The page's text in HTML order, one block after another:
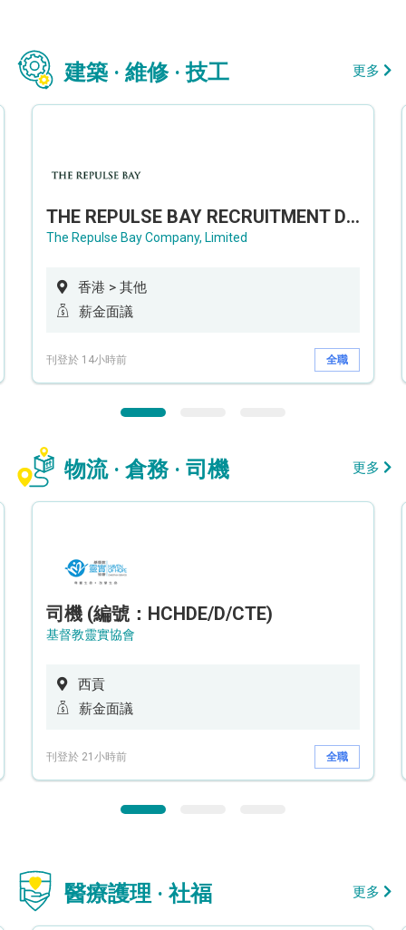
建築 · 維修 · 技工 更多
THE REPULSE BAY RECRUITMENT DAY 淺水灣影灣園人才招聘會
The Repulse Bay Company, Limited
香港 > 其他
薪金面議
刊登於 14小時前 全職
物流 · 倉務 · 司機 更多
司機 (編號：HCHDE/D/CTE)
基督教靈實協會
西貢
薪金面議
刊登於 21小時前 全職
醫療護理 · 社福 更多